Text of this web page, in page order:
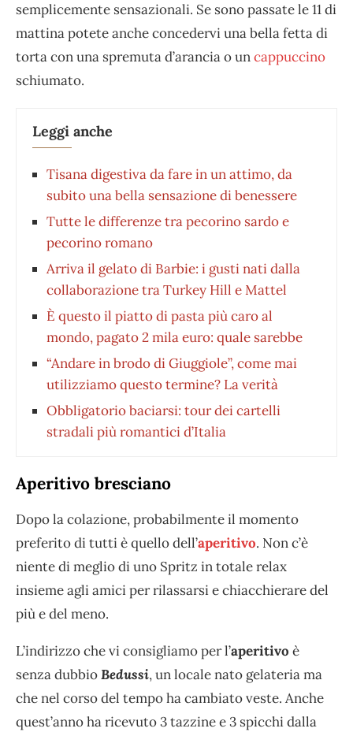
semplicemente sensazionali. Se sono passate le 11 di
mattina potete anche concedervi una bella fetta di
torta con una spremuta d’arancia o uncappuccino
schiumato.
Leggi anche
Tisana digestiva da fare in un attimo, da
subito una bella sensazione di benessere
Tutte le differenze tra pecorino sardo e
pecorino romano
Arriva il gelato di Barbie: i gusti nati dalla
collaborazione tra Turkey Hill e Mattel
È questo il piatto di pasta più caro al
mondo, pagato 2 mila euro: quale sarebbe
“Andare in brodo di Giuggiole”, come mai
utilizziamo questo termine? La verità
Obbligatorio baciarsi: tour dei cartelli
stradali più romantici d’Italia
Aperitivo bresciano
Dopo la colazione, probabilmente il momento
preferito di tutti è quello dell’aperitivo. Non c’è
niente di meglio di uno Spritz in totale relax
insieme agli amici per rilassarsi e chiacchierare del
più e del meno.
L’indirizzo che vi consigliamo per l’aperitivo è
senza dubbioBedussi, un locale nato gelateria ma
che nel corso del tempo ha cambiato veste. Anche
quest’anno ha ricevuto 3 tazzine e 3 spicchi dalla